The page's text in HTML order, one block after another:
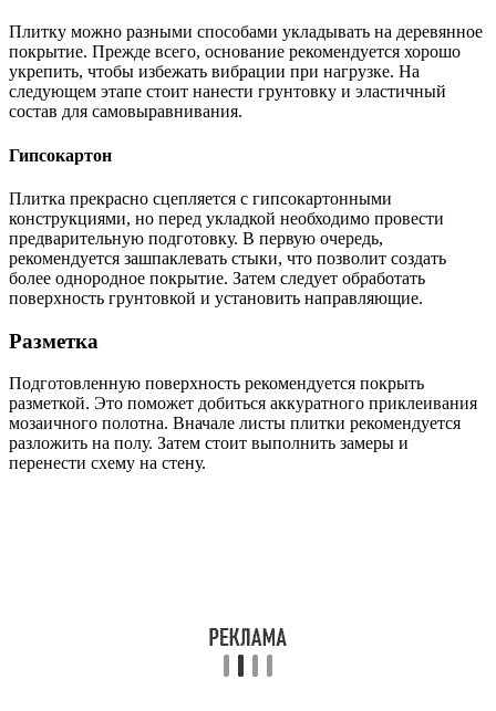
Плитку можно разными способами укладывать на деревянное
покрытие. Прежде всего, основание рекомендуется хорошо
укрепить, чтобы избежать вибрации при нагрузке. На
следующем этапе стоит нанести грунтовку и эластичный
состав для самовыравнивания.
Гипсокартон
Плитка прекрасно сцепляется с гипсокартонными
конструкциями, но перед укладкой необходимо провести
предварительную подготовку. В первую очередь,
рекомендуется зашпаклевать стыки, что позволит создать
более однородное покрытие. Затем следует обработать
поверхность грунтовкой и установить направляющие.
Разметка
Подготовленную поверхность рекомендуется покрыть
разметкой. Это поможет добиться аккуратного приклеивания
мозаичного полотна. Вначале листы плитки рекомендуется
разложить на полу. Затем стоит выполнить замеры и
перенести схему на стену.